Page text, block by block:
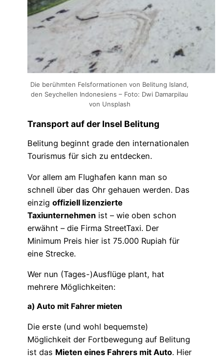
Die berühmten Felsformationen von Belitung Island,
den Seychellen Indonesiens – Foto: Dwi Damarpilau
von Unsplash
Transport auf der Insel Belitung
Belitung beginnt grade den internationalen
Tourismus für sich zu entdecken.
Vor allem am Flughafen kann man so
schnell über das Ohr gehauen werden. Das
einzig offiziell lizenzierte
Taxiunternehmen ist – wie oben schon
erwähnt – die Firma StreetTaxi. Der
Minimum Preis hier ist 75.000 Rupiah für
eine Strecke.
Wer nun (Tages-)Ausflüge plant, hat
mehrere Möglichkeiten:
a) Auto mit Fahrer mieten
Die erste (und wohl bequemste)
Möglichkeit der Fortbewegung auf Belitung
ist das Mieten eines Fahrers mit Auto. Hier